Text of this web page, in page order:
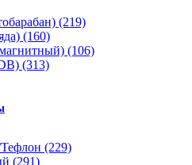
(219)
(160)
(106)
(313)
(229)
(291)